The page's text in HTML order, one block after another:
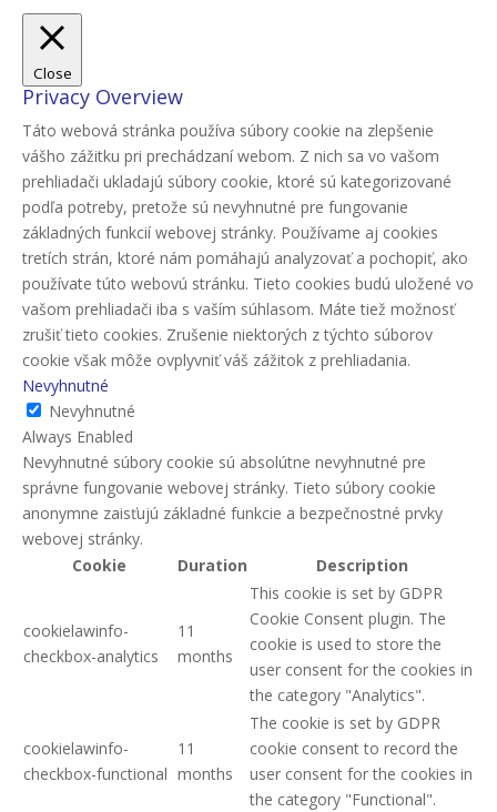
Close
Privacy Overview
Táto webová stránka používa súbory cookie na zlepšenie
vášho zážitku pri prechádzaní webom. Z nich sa vo vašom
prehliadači ukladajú súbory cookie, ktoré sú kategorizované
podľa potreby, pretože sú nevyhnutné pre fungovanie
základných funkcií webovej stránky. Používame aj cookies
tretích strán, ktoré nám pomáhajú analyzovať a pochopiť, ako
používate túto webovú stránku. Tieto cookies budú uložené vo
vašom prehliadači iba s vaším súhlasom. Máte tiež možnosť
zrušiť tieto cookies. Zrušenie niektorých z týchto súborov
cookie však môže ovplyvniť váš zážitok z prehliadania.
Nevyhnutné
Nevyhnutné
Always Enabled
Nevyhnutné súbory cookie sú absolútne nevyhnutné pre
správne fungovanie webovej stránky. Tieto súbory cookie
anonymne zaisťujú základné funkcie a bezpečnostné prvky
webovej stránky.
Cookie
Duration Description
cookielawinfo-
checkbox-analytics
11
months
This cookie is set by GDPR
Cookie Consent plugin. The
cookie is used to store the
user consent for the cookies in
the category "Analytics".
cookielawinfo-
checkbox-functional
11
months
The cookie is set by GDPR
cookie consent to record the
user consent for the cookies in
the category "Functional".